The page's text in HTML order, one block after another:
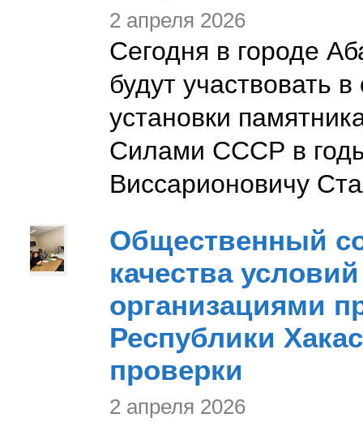
2 апреля 2026
Сегодня в городе
будут участвовать
установки
Силами СССР в
Виссарионовичу
Общественный
качества
организациями
Республики
проверки
2 апреля 2026